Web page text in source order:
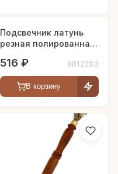
Подсвечник латунь
резная полированная
516 ₽ 8812083
В корзину